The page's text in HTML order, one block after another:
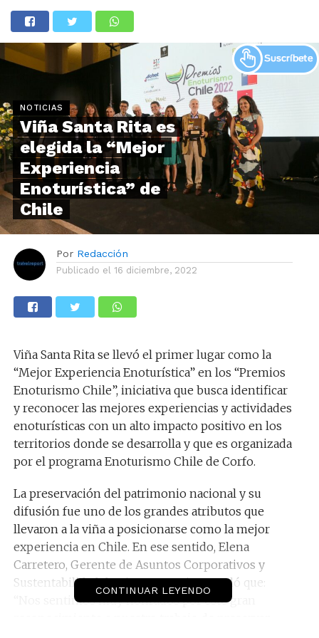
NOTICIAS
Viña Santa Rita es
elegida la “Mejor
Experiencia
Enoturística” de
Chile
Por Redacción
Publicado el 16 diciembre, 2022
Viña Santa Rita se llevó el primer lugar como la
“Mejor Experiencia Enoturística” en los “Premios
Enoturismo Chile”, iniciativa que busca identificar
y reconocer las mejores experiencias y actividades
enoturísticas con un alto impacto positivo en los
territorios donde se desarrolla y que es organizada
por el programa Enoturismo Chile de Corfo.
La preservación del patrimonio nacional y su
difusión fue uno de los grandes atributos que
llevaron a la viña a posicionarse como la mejor
experiencia en Chile. En ese sentido, Elena
Carretero, Gerente de Asuntos Corporativos y
Sustentabilidad de Viña Santa Rita, señaló que:
“Nos sentimos muy honrados por este gran
CONTINUAR LEYENDO